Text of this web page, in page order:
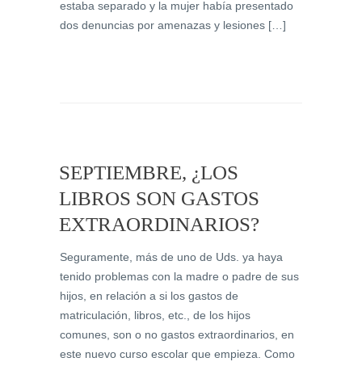
estaba separado y la mujer había presentado
dos denuncias por amenazas y lesiones […]
SEPTIEMBRE, ¿LOS
LIBROS SON GASTOS
EXTRAORDINARIOS?
Seguramente, más de uno de Uds. ya haya
tenido problemas con la madre o padre de sus
hijos, en relación a si los gastos de
matriculación, libros, etc., de los hijos
comunes, son o no gastos extraordinarios, en
este nuevo curso escolar que empieza. Como